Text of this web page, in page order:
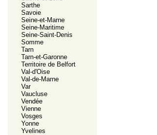
Sarthe
Savoie
Seine-et-Marne
Seine-Maritime
Seine-Saint-Denis
Somme
Tarn
Tarn-et-Garonne
Territoire de Belfort
Val-d'Oise
Val-de-Marne
Var
Vaucluse
Vendée
Vienne
Vosges
Yonne
Yvelines